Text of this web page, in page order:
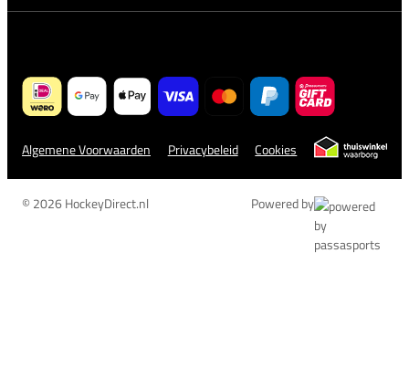
Algemene Voorwaarden Privacybeleid Cookies
© 2026 HockeyDirect.nl Powered by